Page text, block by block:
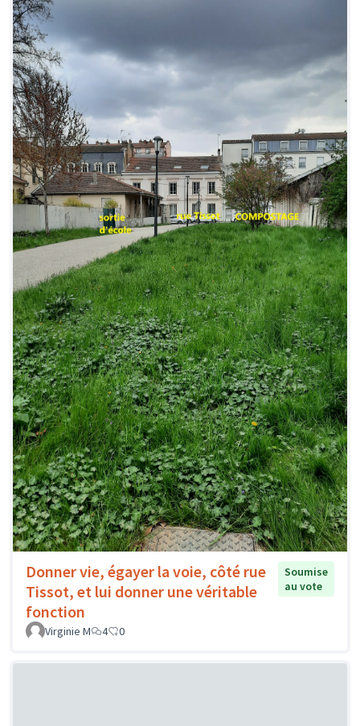
Donner vie, égayer la voie, côté rue
Tissot, et lui donner une véritable
fonction
Soumise
au vote
Virginie M 4 0